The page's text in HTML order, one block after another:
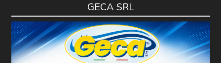
GECA SRL